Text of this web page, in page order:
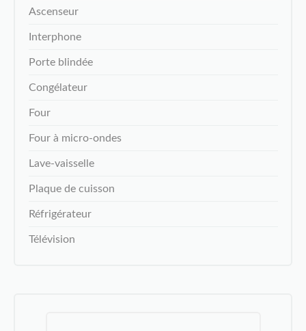
Ascenseur
Interphone
Porte blindée
Congélateur
Four
Four à micro-ondes
Lave-vaisselle
Plaque de cuisson
Réfrigérateur
Télévision